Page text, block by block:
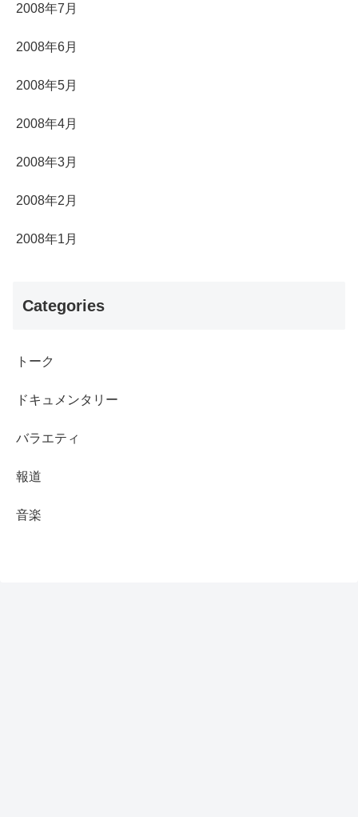
2008年7月
2008年6月
2008年5月
2008年4月
2008年3月
2008年2月
2008年1月
Categories
トーク
ドキュメンタリー
バラエティ
報道
音楽